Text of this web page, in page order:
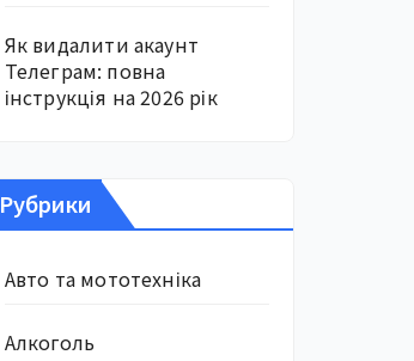
Як видалити акаунт
Телеграм: повна
інструкція на 2026 рік
Рубрики
Авто та мототехніка
Алкоголь